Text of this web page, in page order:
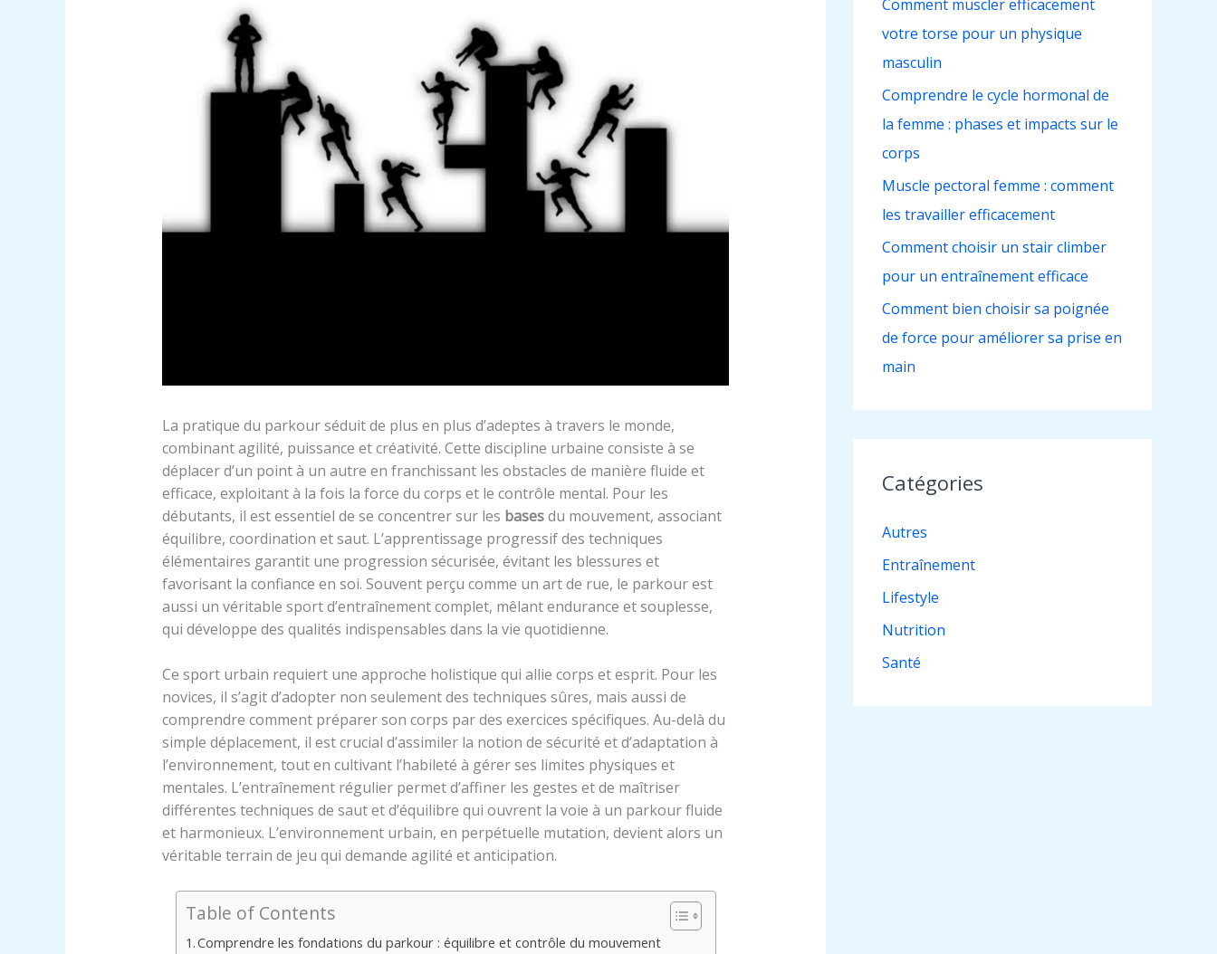
La pratique du parkour séduit de plus en plus d’adeptes à travers le monde,
combinant agilité, puissance et créativité. Cette discipline urbaine consiste à se
déplacer d’un point à un autre en franchissant les obstacles de manière fluide et
efficace, exploitant à la fois la force du corps et le contrôle mental. Pour les
débutants, il est essentiel de se concentrer sur les basesdu mouvement, associant
équilibre, coordination et saut. L’apprentissage progressif des techniques
élémentaires garantit une progression sécurisée, évitant les blessures et
favorisant la confiance en soi. Souvent perçu comme un art de rue, le parkour est
aussi un véritable sport d’entraînement complet, mêlant endurance et souplesse,
qui développe des qualités indispensables dans la vie quotidienne.
Ce sport urbain requiert une approche holistique qui allie corps et esprit. Pour les
novices, il s’agit d’adopter non seulement des techniques sûres, mais aussi de
comprendre comment préparer son corps par des exercices spécifiques. Au-delà du
simple déplacement, il est crucial d’assimiler la notion de sécurité et d’adaptation à
l’environnement, tout en cultivant l’habileté à gérer ses limites physiques et
mentales. L’entraînement régulier permet d’affiner les gestes et de maîtriser
différentes techniques de saut et d’équilibre qui ouvrent la voie à un parkour fluide
et harmonieux. L’environnement urbain, en perpétuelle mutation, devient alors un
véritable terrain de jeu qui demande agilité et anticipation.
Table of Contents
Comprendre les fondations du parkour : équilibre et contrôle du mouvement
c
h
e
r
:
Comment muscler efficacement
votre torse pour un physique
masculin
Comprendre le cycle hormonal de
la femme : phases et impacts sur le
corps
Muscle pectoral femme : comment
les travailler efficacement
Comment choisir un stair climber
pour un entraînement efficace
Comment bien choisir sa poignée
de force pour améliorer sa prise en
main
Catégories
Autres
Entraînement
Lifestyle
Nutrition
Santé